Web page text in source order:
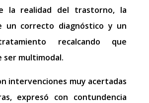
la realidad del trastorno, la
un correcto diagnóstico y un
recalcando que
ser multimodal.
intervenciones muy acertadas
expresó con contundencia